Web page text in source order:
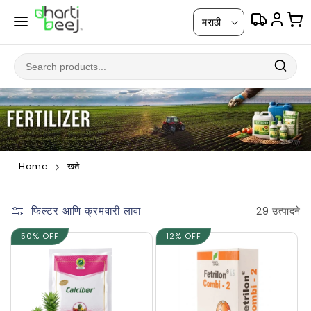
सामग्रीवर
जा
भा
षा
मराठी
Home खते
फिल्टर आणि क्रमवारी लावा 29 उत्पादने
50% OFF 12% OFF